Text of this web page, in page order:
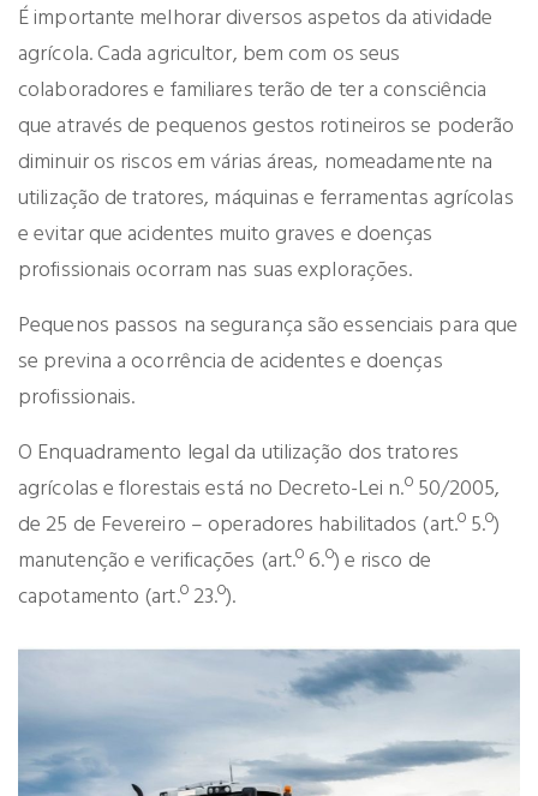
É importante melhorar diversos aspetos da atividade
agrícola. Cada agricultor, bem com os seus
colaboradores e familiares terão de ter a consciência
que através de pequenos gestos rotineiros se poderão
diminuir os riscos em várias áreas, nomeadamente na
utilização de tratores, máquinas e ferramentas agrícolas
e evitar que acidentes muito graves e doenças
profissionais ocorram nas suas explorações.
Pequenos passos na segurança são essenciais para que
se previna a ocorrência de acidentes e doenças
profissionais.
O Enquadramento legal da utilização dos tratores
agrícolas e florestais está no Decreto-Lei n.º 50/2005,
de 25 de Fevereiro – operadores habilitados (art.º 5.º)
manutenção e verificações (art.º 6.º) e risco de
capotamento (art.º 23.º).